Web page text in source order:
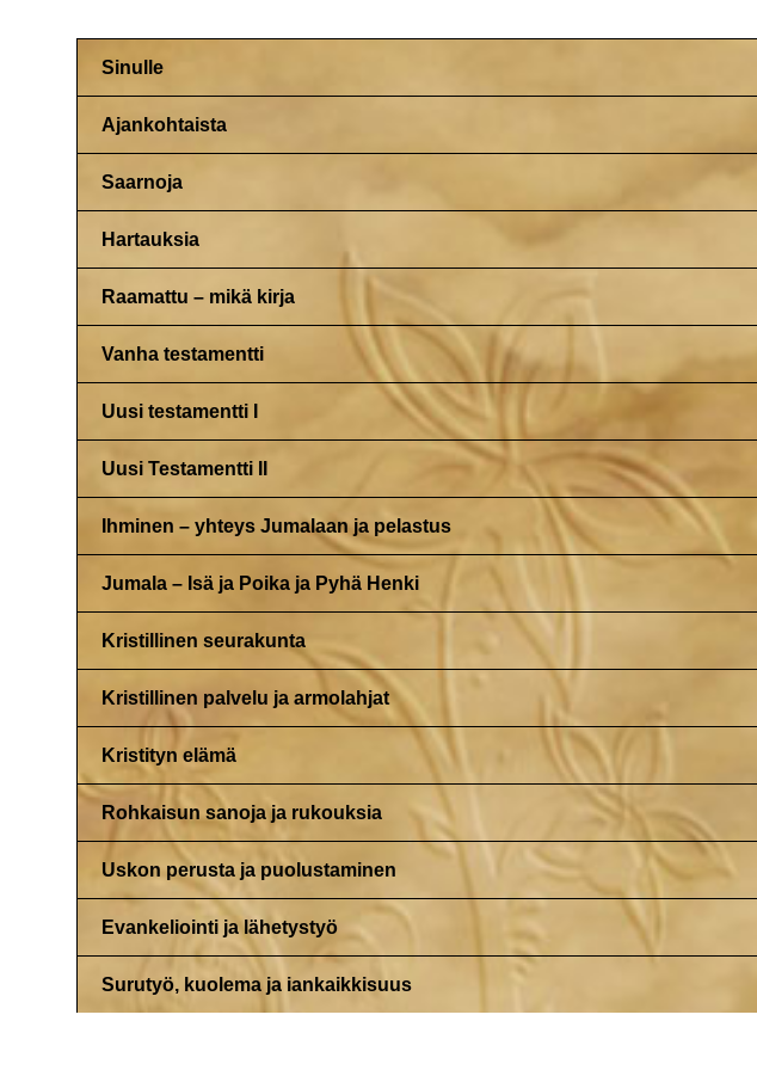
Sinulle
Ajankohtaista
Saarnoja
Hartauksia
Raamattu – mikä kirja
Vanha testamentti
Uusi testamentti I
Uusi Testamentti II
Ihminen – yhteys Jumalaan ja pelastus
Jumala – Isä ja Poika ja Pyhä Henki
Kristillinen seurakunta
Kristillinen palvelu ja armolahjat
Kristityn elämä
Rohkaisun sanoja ja rukouksia
Uskon perusta ja puolustaminen
Evankeliointi ja lähetystyö
Surutyö, kuolema ja iankaikkisuus